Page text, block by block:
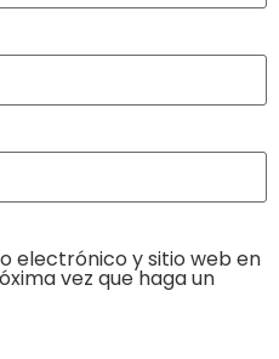
electrónico y sitio web en
vez que haga un